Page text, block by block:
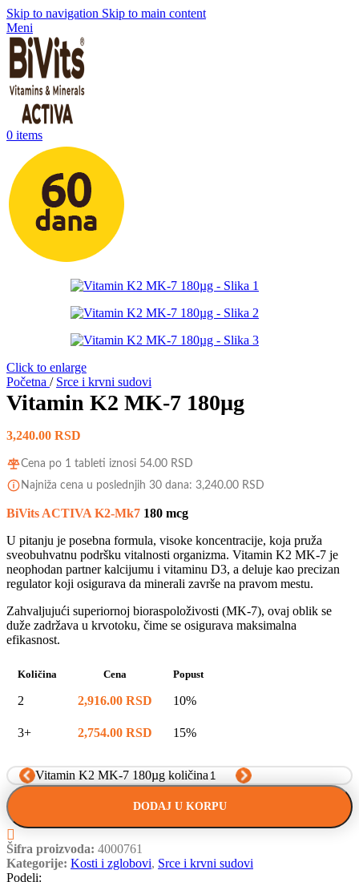
Skip to navigation Skip to main content
Meni
0 items
Click to enlarge
Početna / Srce i krvni sudovi
Vitamin K2 MK-7 180µg
3,240.00 RSD
Cena po 1 tableti iznosi 54.00 RSD
Najniža cena u poslednjih 30 dana: 3,240.00 RSD
BiVits ACTIVA K2-Mk7 180 mcg
U pitanju je posebna formula, visoke koncentracije, koja pruža
sveobuhvatnu podršku vitalnosti organizma. Vitamin K2 MK-7 je
neophodan partner kalcijumu i vitaminu D3, a deluje kao precizan
regulator koji osigurava da minerali završe na pravom mestu.
Zahvaljujući superiornoj bioraspoloživosti (MK-7), ovaj oblik se
duže zadržava u krvotoku, čime se osigurava maksimalna
efikasnost.
Količina Cena Popust
2 2,916.00 RSD 10%
3+ 2,754.00 RSD 15%
Vitamin K2 MK-7 180µg količina
DODAJ U KORPU
Šifra proizvoda: 4000761
Kategorije: Kosti i zglobovi, Srce i krvni sudovi
Podeli: